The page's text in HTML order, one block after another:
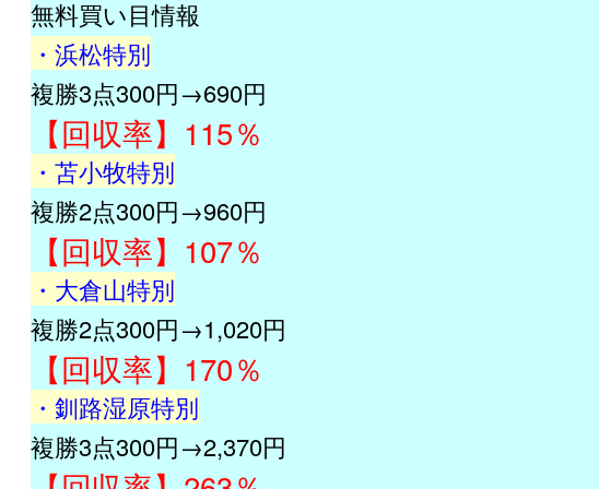
無料買い目情報
・浜松特別
複勝3点300円→690円
【回収率】115％
・苫小牧特別
複勝2点300円→960円
【回収率】107％
・大倉山特別
複勝2点300円→1,020円
【回収率】170％
・釧路湿原特別
複勝3点300円→2,370円